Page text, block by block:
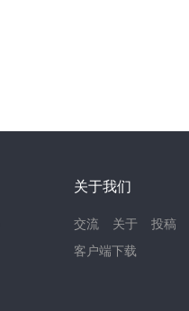
关于我们
交流 关于
投稿
客户端下载